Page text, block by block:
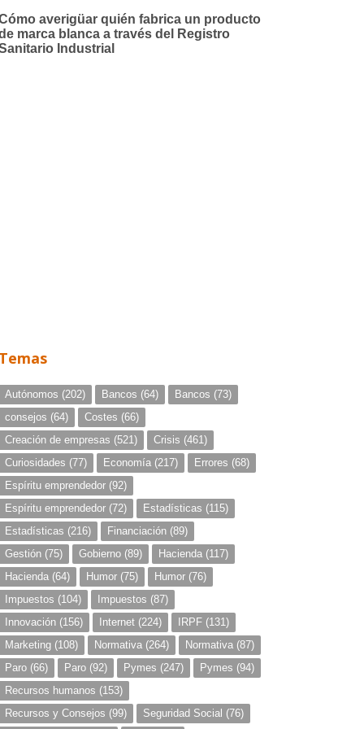
Autónomos (202) Bancos (64) Bancos (73)
consejos (64) Costes (66)
Creación de empresas (521) Crisis (461)
Curiosidades (77) Economía (217) Errores (68)
Espíritu emprendedor (92)
Espíritu emprendedor (72) Estadísticas (115)
Estadísticas (216) Financiación (89)
Gestión (75) Gobierno (89) Hacienda (117)
Hacienda (64) Humor (75) Humor (76)
Impuestos (104) Impuestos (87)
Innovación (156) Internet (224) IRPF (131)
Marketing (108) Normativa (264) Normativa (87)
Paro (66) Paro (92) Pymes (247) Pymes (94)
Recursos humanos (153)
Recursos y Consejos (99) Seguridad Social (76)